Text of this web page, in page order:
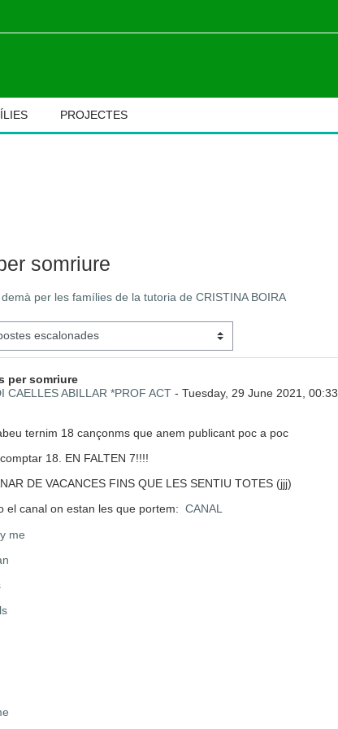
PROJECTES
somriure
per les famílies de la tutoria de CRISTINA BOIRA
per somriure
CAELLES ABILLAR *PROF ACT- Tuesday, 29 June 2021, 00:33
respostes: 0
ternim 18 cançonms que anem publicant poc a poc
18. EN FALTEN 7!!!!
DE VACANCES FINS QUE LES SENTIU TOTES (jjj)
el canal on estan les que portem: CANAL
me